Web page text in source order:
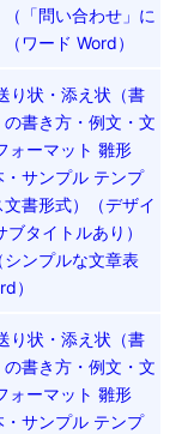
（「問い合わせ」に
ワード Word）
り状・添え状（書
書き方・例文・文
ォーマット 雛形
・サンプル テンプ
書形式）（デザイ
タイトルあり）
シンプルな文章表
）
り状・添え状（書
書き方・例文・文
ォーマット 雛形
・サンプル テンプ